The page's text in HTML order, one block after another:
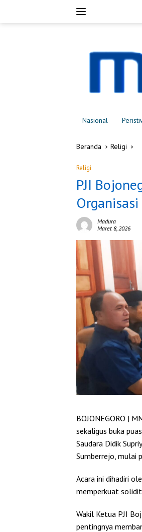
Nasional
Beranda Religi
Religi
PJI
Madura
Maret 8, 2026
BOJONEGORO |
sekaligus buka
Saudara Didik
Sumberrejo, mulai
Acara ini dihadiri
memperkuat
Wakil Ketua PJI
pentingnya